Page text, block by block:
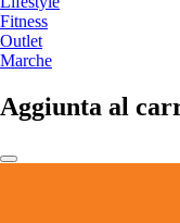
Fitness
Outlet
Marche
Aggiunta al